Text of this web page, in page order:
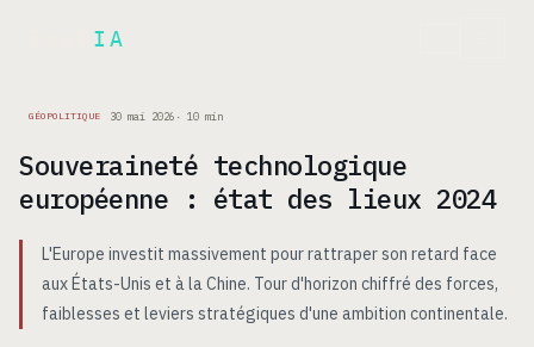
IA
GÉOPOLITIQUE 30 mai 2026 · 10 min
Souveraineté technologique
européenne : état des lieux 2024
L'Europe investit massivement pour rattraper son retard face
aux États-Unis et à la Chine. Tour d'horizon chiffré des forces,
faiblesses et leviers stratégiques d'une ambition continentale.